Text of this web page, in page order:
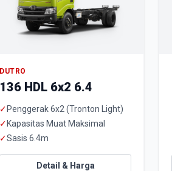
DUTRO
136 HDL 6x2 6.4
✓ Penggerak 6x2 (Tronton Light)
✓ Kapasitas Muat Maksimal
✓Sasis 6.4m
Detail & Harga